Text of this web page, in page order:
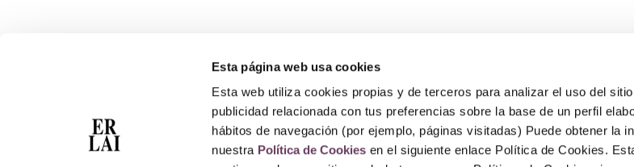
Esta página web usa cookies
Esta web utiliza cookies propias y de terceros para analizar el uso del
publicidad relacionada con tus preferencias sobre la base de un perfil
hábitos de navegación (por ejemplo, páginas visitadas) Puede obtener la
nuestra Política de Cookies en el siguiente enlace Política de Cookies.
Atención Telefónica: 944 435 713
Whatsapp: 699 173 188
E-mail:perfumeriaerlai@erlai.es
Dirección: Rodríguez Arias nº29 48011 Bilbao.
Nosotros